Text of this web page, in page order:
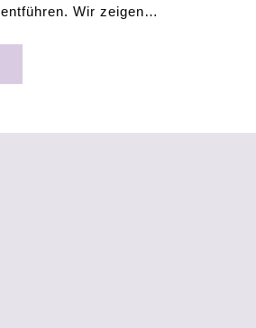
Wir zeigen…